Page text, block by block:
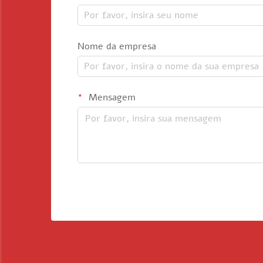
Nome da empresa
Mensagem